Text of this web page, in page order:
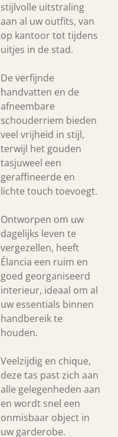
stijlvolle uitstraling
aan al uw outfits, van
op kantoor tot tijdens
uitjes in de stad.
De verfijnde
handvatten en de
afneembare
schouderriem bieden
veel vrijheid in stijl,
terwijl het gouden
tasjuweel een
geraffineerde en
lichte touch toevoegt.
Ontworpen om uw
dagelijks leven te
vergezellen, heeft
Élancia een ruim en
goed georganiseerd
interieur, ideaal om al
uw essentials binnen
handbereik te
houden.
Veelzijdig en chique,
deze tas past zich aan
alle gelegenheden aan
en wordt snel een
onmisbaar object in
uw garderobe.